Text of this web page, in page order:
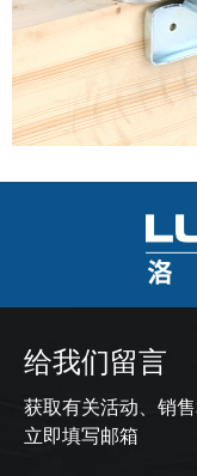
给我们留言
获取有关活动、销
立即填写邮箱